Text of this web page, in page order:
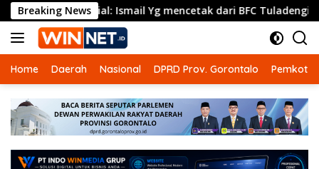
Langsung
ke
konten
Breaking News
Ismail Yg mencetak dari BFC Tuladengi 1: afdul gandi
Home Daerah Nasional DPRD Prov. Gorontalo Pemkot